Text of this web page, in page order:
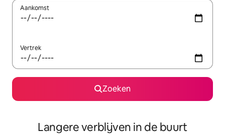
Aankomst
Vertrek
Zoeken
Langere verblijven in de buurt